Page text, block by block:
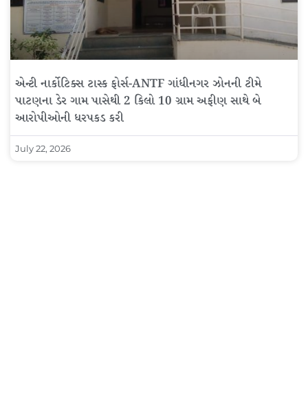
એન્ટી નાર્કોટિક્સ ટાસ્ક ફોર્સ-ANTF ગાંધીનગર ઝોનની ટીમે
પાટણના ડેર ગામ પાસેથી 2 કિલો 10 ગ્રામ અફીણ સાથે બે
આરોપીઓની ધરપકડ કરી
July 22, 2026